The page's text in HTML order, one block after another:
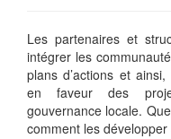
Les partenaires et
intégrer les
plans d’actions et
en faveur des
gouvernance locale.
comment les